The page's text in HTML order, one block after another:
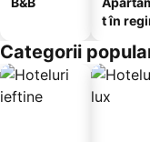
t în
Categorii